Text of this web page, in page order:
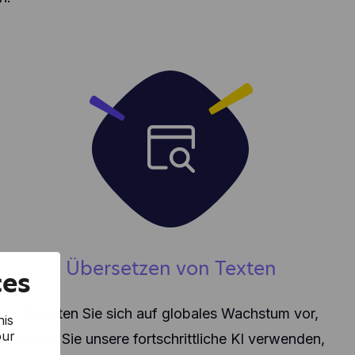
Übersetzen von Texten
Bereiten Sie sich auf globales Wachstum vor,
indem Sie unsere fortschrittliche KI verwenden,